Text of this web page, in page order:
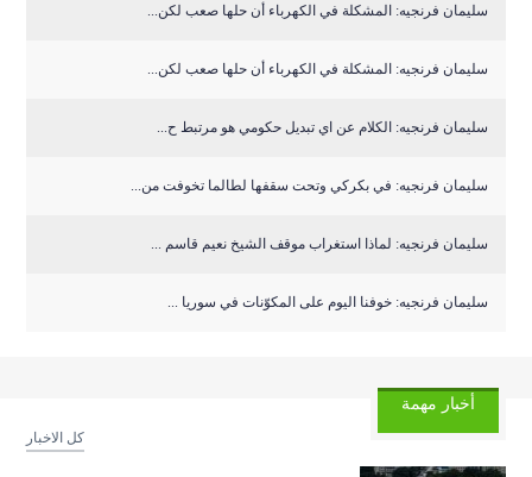
سليمان فرنجيه: المشكلة في الكهرباء أن حلها صعب لكن...
سليمان فرنجيه: المشكلة في الكهرباء أن حلها صعب لكن...
سليمان فرنجيه: الكلام عن اي تبديل حكومي هو مرتبط ح...
سليمان فرنجيه: في بكركي وتحت سقفها لطالما تخوفت من...
سليمان فرنجيه: لماذا استغراب موقف الشيخ نعيم قاسم ...
سليمان فرنجيه: خوفنا اليوم على المكوّنات في سوريا ...
أخبار مهمة
كل الاخبار